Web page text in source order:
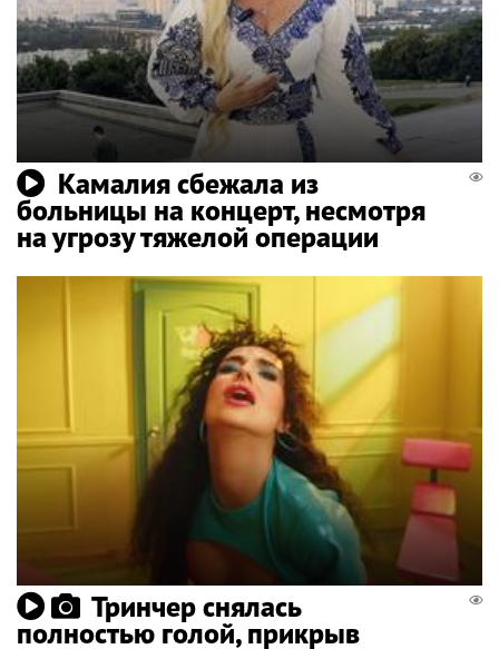
Камалия сбежала из
больницы на концерт, несмотря
на угрозу тяжелой операции
Тринчер снялась
полностью голой, прикрыв